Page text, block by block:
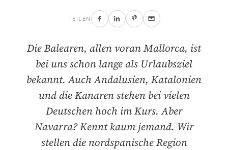
TEILEN
Die Balearen, allen voran Mallorca, ist
bei uns schon lange als Urlaubsziel
bekannt. Auch Andalusien, Katalonien
und die Kanaren stehen bei vielen
Deutschen hoch im Kurs. Aber
Navarra? Kennt kaum jemand. Wir
stellen die nordspanische Region